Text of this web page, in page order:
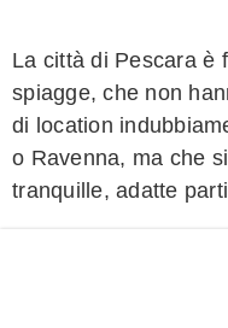
La città di Pescara è
spiagge, che non
di location
o Ravenna, ma che
tranquille, adatte